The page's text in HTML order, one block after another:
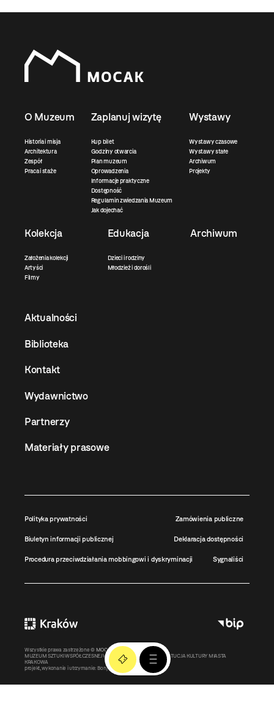
O Muzeum
Historia i misja
Architektura
Zespół
Praca i staże
Zaplanuj wizytę
Kup bilet
Godziny otwarcia
Plan muzeum
Oprowadzenia
Informacje praktyczne
Dostępność
Regulamin zwiedzania Muzeum
Jak dojechać
Wystawy
Wystawy czasowe
Wystawy stałe
Archiwum
Projekty
Kolekcja
Założenia kolekcji
Artyści
Filmy
Edukacja
Dzieci i rodziny
Młodzież i dorośli
Archiwum
Aktualności
Biblioteka
Kontakt
Wydawnictwo
Partnerzy
Materiały prasowe
Polityka prywatności Zamówienia publiczne
Biuletyn informacji publicznej Deklaracja dostępności
Procedura przeciwdziałania mobbingowi i dyskryminacji Sygnaliści
Wszystkie prawa zastrzeżone © MOCAK2011-2026
MUZEUM SZTUKI WSPÓŁCZESNEJ W KRAKOWIE MOCAK – INSTYTUCJA KULTURY MIASTA
KRAKOWA
projekt, wykonanie i utrzymanie: Bonjour.pl